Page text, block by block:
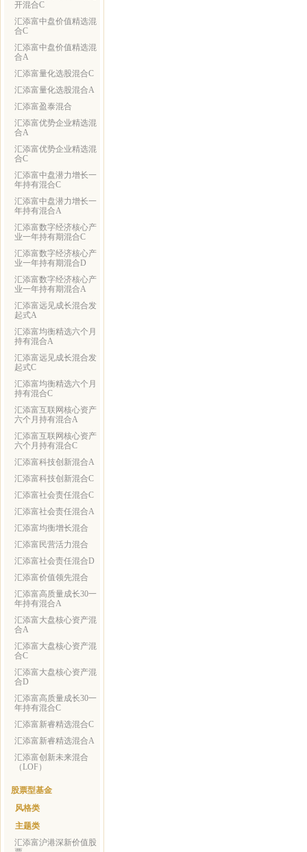
开混合C
汇添富中盘价值精选混
合C
汇添富中盘价值精选混
合A
汇添富量化选股混合C
汇添富量化选股混合A
汇添富盈泰混合
汇添富优势企业精选混
合A
汇添富优势企业精选混
合C
汇添富中盘潜力增长一
年持有混合C
汇添富中盘潜力增长一
年持有混合A
汇添富数字经济核心产
业一年持有期混合C
汇添富数字经济核心产
业一年持有期混合D
汇添富数字经济核心产
业一年持有期混合A
汇添富远见成长混合发
起式A
汇添富均衡精选六个月
持有混合A
汇添富远见成长混合发
起式C
汇添富均衡精选六个月
持有混合C
汇添富互联网核心资产
六个月持有混合A
汇添富互联网核心资产
六个月持有混合C
汇添富科技创新混合A
汇添富科技创新混合C
汇添富社会责任混合C
汇添富社会责任混合A
汇添富均衡增长混合
汇添富民营活力混合
汇添富社会责任混合D
汇添富价值领先混合
汇添富高质量成长30一
年持有混合A
汇添富大盘核心资产混
合A
汇添富大盘核心资产混
合C
汇添富大盘核心资产混
合D
汇添富高质量成长30一
年持有混合C
汇添富新睿精选混合C
汇添富新睿精选混合A
汇添富创新未来混合
（LOF）
股票型基金
风格类
主题类
汇添富沪港深新价值股